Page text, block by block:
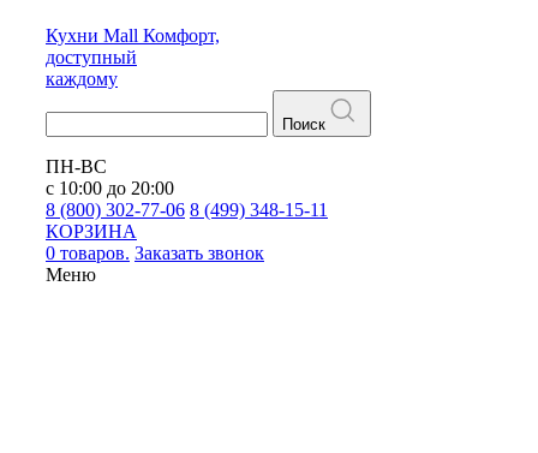
Кухни Mall Комфорт,
доступный
каждому
Поиск
ПН-ВС
с 10:00 до 20:00
8 (800) 302-77-06 8 (499) 348-15-11
КОРЗИНА
0 товаров. Заказать звонок
Меню